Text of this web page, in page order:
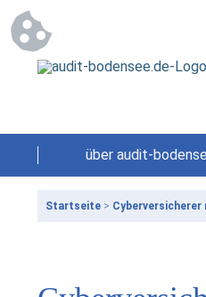
über audit-
Startseite >